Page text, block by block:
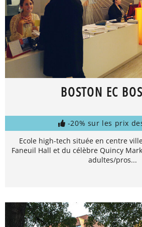
BOSTON EC
-20% sur les prix
Ecole high-tech située en centre
Faneuil Hall et du célèbre Quincy
adultes/pros...